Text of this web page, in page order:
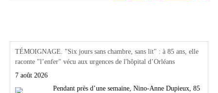
TÉMOIGNAGE. "Six jours sans chambre, sans lit" : à 85 ans, elle
raconte "l’enfer" vécu aux urgences de l'hôpital d’Orléans
7 août 2026
Pendant près d’une semaine, Nino-Anne Dupieux, 85